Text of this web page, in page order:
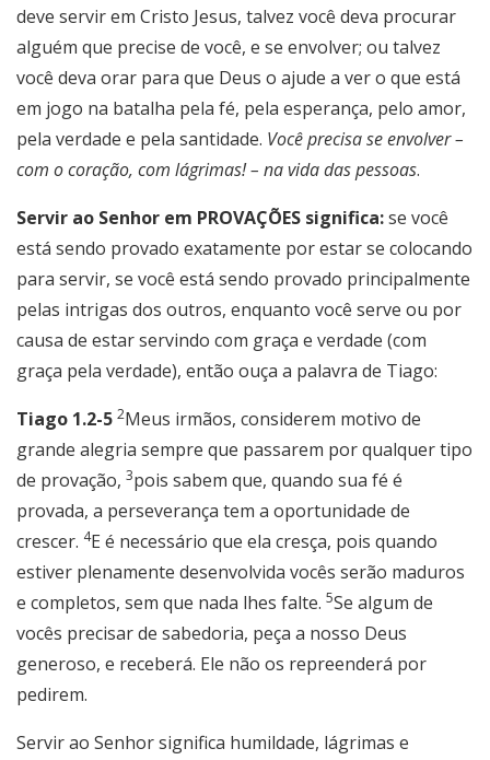
deve servir em Cristo Jesus, talvez você deva procurar
alguém que precise de você, e se envolver; ou talvez
você deva orar para que Deus o ajude a ver o que está
em jogo na batalha pela fé, pela esperança, pelo amor,
pela verdade e pela santidade. Você precisa se envolver –
com o coração, com lágrimas! – na vida das pessoas.
Servir ao Senhor em PROVAÇÕES significa:se você
está sendo provado exatamente por estar se colocando
para servir, se você está sendo provado principalmente
pelas intrigas dos outros, enquanto você serve ou por
causa de estar servindo com graça e verdade (com
graça pela verdade), então ouça a palavra de Tiago:
Tiago 1.2-5 2Meus irmãos, considerem motivo de
grande alegria sempre que passarem por qualquer tipo
de provação, 3pois sabem que, quando sua fé é
provada, a perseverança tem a oportunidade de
crescer. 4E é necessário que ela cresça, pois quando
estiver plenamente desenvolvida vocês serão maduros
e completos, sem que nada lhes falte. 5Se algum de
vocês precisar de sabedoria, peça a nosso Deus
generoso, e receberá. Ele não os repreenderá por
pedirem.
Servir ao Senhor significa humildade, lágrimas e